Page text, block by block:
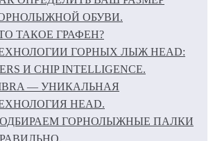
ОБУВИ.
ТАКОЕ ГРАФЕН?
ГОРНЫХ ЛЫЖ HEAD:
И CHIP INTELLIGENCE.
— УНИКАЛЬНАЯ
HEAD.
ГОРНОЛЫЖНЫЕ ПАЛКИ